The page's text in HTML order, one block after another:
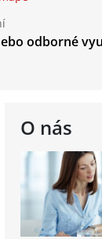
odborné
O nás